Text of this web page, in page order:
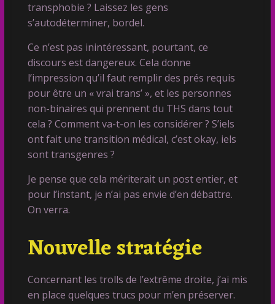
transphobie ? Laissez les gens
s’autodéterminer, bordel.
Ce n’est pas inintéressant, pourtant, ce
discours est dangereux. Cela donne
l’impression qu’il faut remplir des prés requis
pour être un « vrai trans’ », et les personnes
non-binaires qui prennent du THS dans tout
cela ? Comment va-t-on les considérer ? S’iels
ont fait une transition médical, c’est okay, iels
sont transgenres ?
Je pense que cela mériterait un post entier, et
pour l’instant, je n’ai pas envie d’en débattre.
On verra.
Nouvelle stratégie
Concernant les trolls de l’extrême droite, j’ai mis
en place quelques trucs pour m’en préserver.